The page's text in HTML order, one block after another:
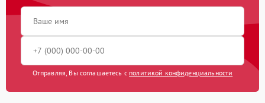
Отправляя, Вы соглашаетесь с политикой конфиденциальности